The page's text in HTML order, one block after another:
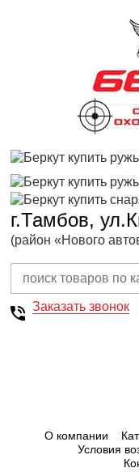
г.Тамбов,
(район «Нового
Заказать звонок
О компании
Условия